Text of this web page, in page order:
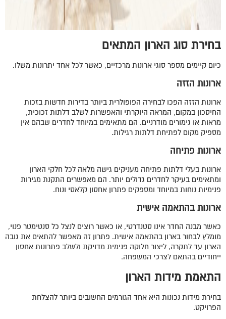
בחירת סוג הארון המתאים
כיום קיימים מספר סוגי ארונות מרכזיים, כאשר לכל אחד יתרונות משלו.
ארונות הזזה
ארונות הזזה הפכו לבחירה הפופולרית ביותר בדירות חדשות בזכות
החיסכון במקום, המראה היוקרתי והאפשרות לשלב דלתות זכוכית,
מראות או גימורים מודרניים. הם מתאימים במיוחד לחדרים שבהם אין
מספיק מקום לפתיחת דלתות רגילות.
ארונות פתיחה
ארונות בעלי דלתות פתיחה מעניקים גישה מלאה לכל חלקי הארון
ומתאימים בעיקר לחדרים גדולים יותר. הם מאפשרים התקנת מגירות
פנימיות נוחות במיוחד ומספקים פתרון אחסון קלאסי ונוח.
ארונות בהתאמה אישית
כאשר מבנה החדר אינו סטנדרטי, או כאשר רוצים לנצל כל סנטימטר פנוי,
מומלץ לבחור בארון בהתאמה אישית. פתרון זה מאפשר להתאים את גובה
הארון עד לתקרה, ליצור חלוקה פנימית מדויקת ולשלב פתרונות אחסון
ייחודיים בהתאם לצרכי המשפחה.
התאמת מידות הארון
בחירת מידות נכונות היא אחד הגורמים החשובים ביותר להצלחת
הפרויקט.